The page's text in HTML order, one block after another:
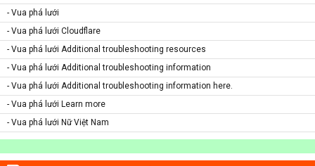
- Vua phá lưới
- Vua phá lưới Cloudflare
- Vua phá lưới Additional troubleshooting resources
- Vua phá lưới Additional troubleshooting information
- Vua phá lưới Additional troubleshooting information here.
- Vua phá lưới Learn more
- Vua phá lưới Nữ Việt Nam